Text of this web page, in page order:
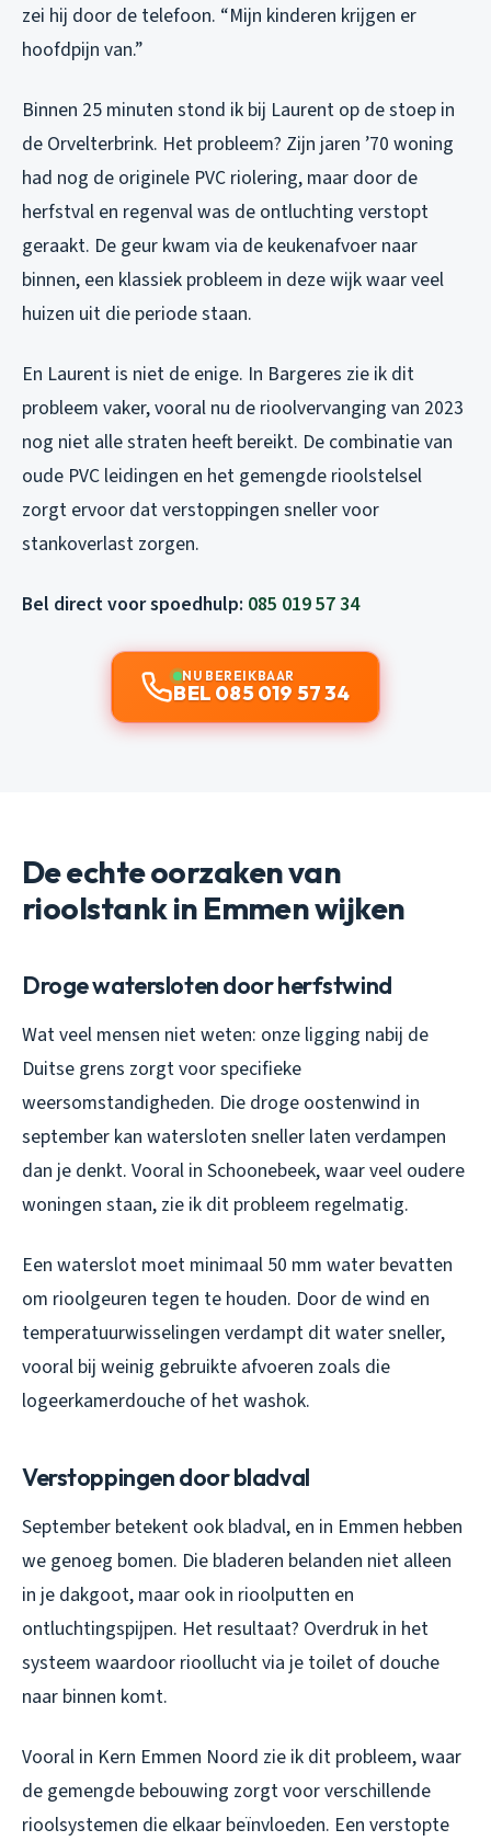
zei hij door de telefoon. “Mijn kinderen krijgen er
hoofdpijn van.”
Binnen 25 minuten stond ik bij Laurent op de stoep in
de Orvelterbrink. Het probleem? Zijn jaren ’70 woning
had nog de originele PVC riolering, maar door de
herfstval en regenval was de ontluchting verstopt
geraakt. De geur kwam via de keukenafvoer naar
binnen, een klassiek probleem in deze wijk waar veel
huizen uit die periode staan.
En Laurent is niet de enige. In Bargeres zie ik dit
probleem vaker, vooral nu de rioolvervanging van 2023
nog niet alle straten heeft bereikt. De combinatie van
oude PVC leidingen en het gemengde rioolstelsel
zorgt ervoor dat verstoppingen sneller voor
stankoverlast zorgen.
Bel direct voor spoedhulp: 085 019 57 34
NU BEREIKBAAR
BEL 085 019 57 34
De echte oorzaken van
rioolstank in Emmen wijken
Droge watersloten door herfstwind
Wat veel mensen niet weten: onze ligging nabij de
Duitse grens zorgt voor specifieke
weersomstandigheden. Die droge oostenwind in
september kan watersloten sneller laten verdampen
dan je denkt. Vooral in Schoonebeek, waar veel oudere
woningen staan, zie ik dit probleem regelmatig.
Een waterslot moet minimaal 50 mm water bevatten
om rioolgeuren tegen te houden. Door de wind en
temperatuurwisselingen verdampt dit water sneller,
vooral bij weinig gebruikte afvoeren zoals die
logeerkamerdouche of het washok.
Verstoppingen door bladval
September betekent ook bladval, en in Emmen hebben
we genoeg bomen. Die bladeren belanden niet alleen
in je dakgoot, maar ook in rioolputten en
ontluchtingspijpen. Het resultaat? Overdruk in het
systeem waardoor rioollucht via je toilet of douche
naar binnen komt.
Vooral in Kern Emmen Noord zie ik dit probleem, waar
de gemengde bebouwing zorgt voor verschillende
rioolsystemen die elkaar beïnvloeden. Een verstopte